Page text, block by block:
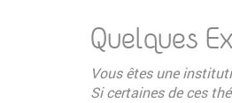
Quelques
Vous êtes une
Si certaines de ces